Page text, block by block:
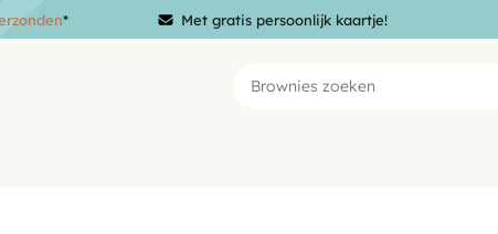
* Met gratis persoonlijk kaartje!